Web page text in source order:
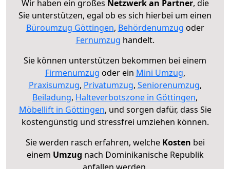
Wir haben ein großes Netzwerk an Partner, die
Sie unterstützen, egal ob es sich hierbei um einen
Büroumzug Göttingen, Behördenumzug oder
Fernumzug handelt.
Sie können unterstützen bekommen bei einem
Firmenumzug oder ein Mini Umzug,
Praxisumzug, Privatumzug, Seniorenumzug,
Beiladung, Halteverbotszone in Göttingen,
Möbellift in Göttingen, und sorgen dafür, dass Sie
kostengünstig und stressfrei umziehen können.
Sie werden rasch erfahren, welche Kosten bei
einem Umzug nach Dominikanische Republik